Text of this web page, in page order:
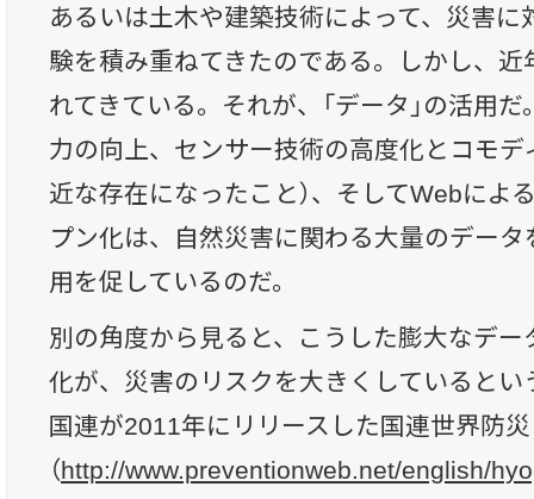
あるいは土木や建築技術によって、災害
験を積み重ねてきたのである。しかし、
れてきている。それが、「データ」の活用
力の向上、センサー技術の高度化とコモデ
近な存在になったこと）、そしてWebによ
プン化は、自然災害に関わる大量のデー
用を促しているのだ。
別の角度から見ると、こうした膨大なデ
化が、災害のリスクを大きくしていると
国連が2011年にリリースした国連世界防
（http://www.preventionweb.net/english/